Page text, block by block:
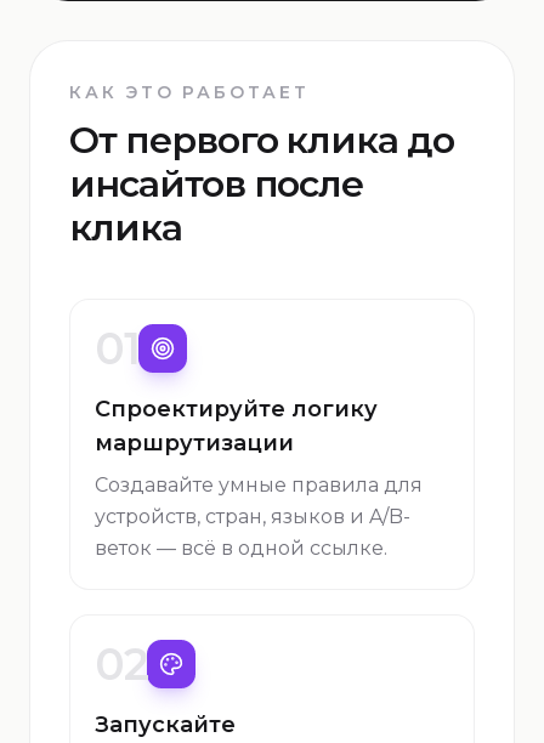
КАК ЭТО РАБОТАЕТ
От первого клика до
инсайтов после
клика
01
Спроектируйте логику
маршрутизации
Создавайте умные правила для
устройств, стран, языков и A/B-
веток — всё в одной ссылке.
02
Запускайте